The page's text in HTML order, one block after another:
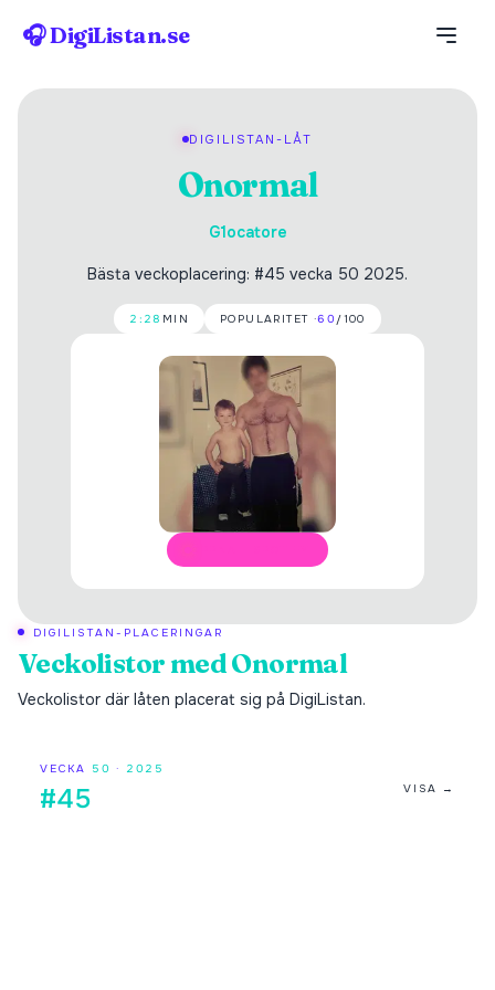
🎧 DigiListan.se
DIGILISTAN-LÅT
Onormal
G1ocatore
Bästa veckoplacering: #45 vecka 50 2025.
2:28 MIN POPULARITET ·60 /100
DIGILISTAN-PLACERINGAR
Veckolistor medOnormal
Veckolistor där låten placerat sig på DigiListan.
VECKA 50 · 2025
#45 VISA →